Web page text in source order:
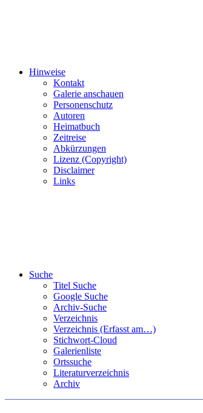
Hinweise
Kontakt
Galerie anschauen
Personenschutz
Autoren
Heimatbuch
Zeitreise
Abkürzungen
Lizenz (Copyright)
Disclaimer
Links
Suche
Titel Suche
Google Suche
Archiv-Suche
Verzeichnis
Verzeichnis (Erfasst am…)
Stichwort-Cloud
Galerienliste
Ortssuche
Literaturverzeichnis
Archiv